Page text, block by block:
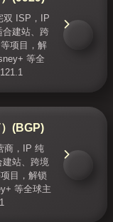
双 ISP，IP
建站、跨
项目，解
等全
(BGP)
商，IP 纯
建站、跨境
目，解锁
等全球主